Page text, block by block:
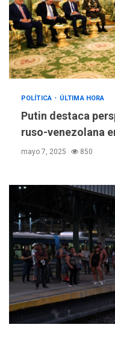
POLÍTICA ÚLTIMA HORA
Putin destaca
ruso-venezolana
mayo 7, 2025 850